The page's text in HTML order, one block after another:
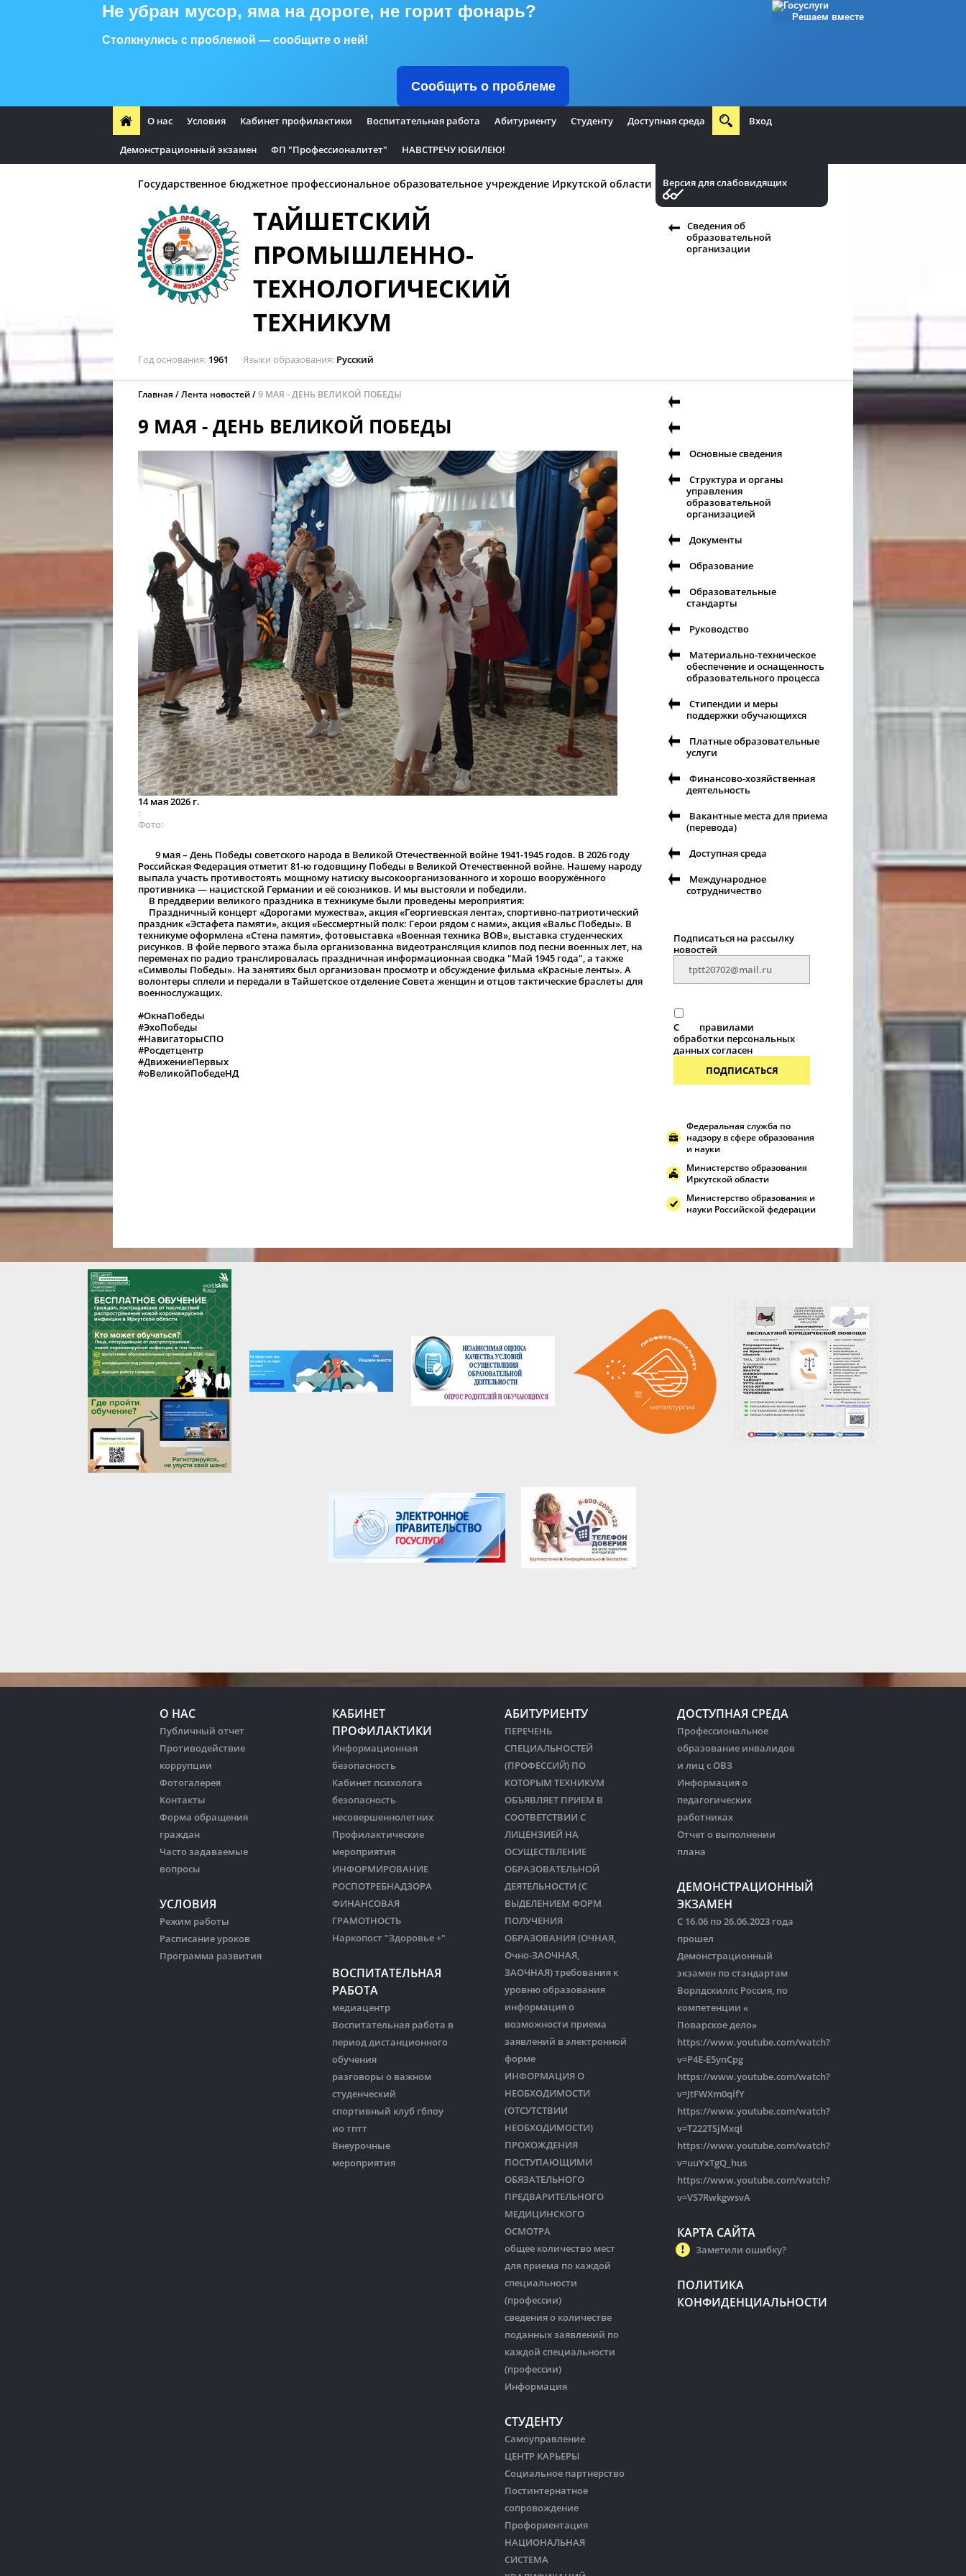
Решаем вместе
Не убран мусор, яма на дороге, не горит фонарь?
Столкнулись с проблемой — сообщите о ней!
Сообщить о проблеме
О нас Условия Кабинет профилактики Воспитательная работа Абитуриенту Студенту Доступная среда
Демонстрационный экзамен ФП "Профессионалитет" НАВСТРЕЧУ ЮБИЛЕЮ!
Вход
Государственное бюджетное профессиональное образовательное учреждение Иркутской области
ТАЙШЕТСКИЙ
ПРОМЫШЛЕННО-
ТЕХНОЛОГИЧЕСКИЙ
ТЕХНИКУМ
Год основания 1961 Языки образования Русский
Версия для слабовидящих
Сведения об
образовательной
организации
Главная Лента новостей 9 МАЯ - ДЕНЬ ВЕЛИКОЙ ПОБЕДЫ
9 МАЯ - ДЕНЬ ВЕЛИКОЙ ПОБЕДЫ
14 мая 2026 г.
Фото
9 мая – День Победы советского народа в Великой Отечественной войне 1941-1945 годов. В 2026 году
Российская Федерация отметит 81-ю годовщину Победы в Великой Отечественной войне. Нашему народу
выпала участь противостоять мощному натиску высокоорганизованного и хорошо вооружённого
противника — нацистской Германии и её союзников. И мы выстояли и победили.
В преддверии великого праздника в техникуме были проведены мероприятия:
Праздничный концерт «Дорогами мужества», акция «Георгиевская лента», спортивно-патриотический
праздник «Эстафета памяти», акция «Бессмертный полк: Герои рядом с нами», акция «Вальс Победы». В
техникуме оформлена «Стена памяти», фотовыставка «Военная техника ВОВ», выставка студенческих
рисунков. В фойе первого этажа была организованна видеотрансляция клипов под песни военных лет, на
переменах по радио транслировалась праздничная информационная сводка "Май 1945 года", а также
«Символы Победы». На занятиях был организован просмотр и обсуждение фильма «Красные ленты». А
волонтеры сплели и передали в Тайшетское отделение Совета женщин и отцов тактические браслеты для
военнослужащих.
#ОкнаПобеды
#ЭхоПобеды
#НавигаторыСПО
#Росдетцентр
#ДвижениеПервых
#оВеликойПобедеНД
Основные сведения
Структура и органы
управления
образовательной
организацией
Документы
Образование
Образовательные
стандарты
Руководство
Материально-техническое
обеспечение и оснащенность
образовательного процесса
Стипендии и меры
поддержки обучающихся
Платные образовательные
услуги
Финансово-хозяйственная
деятельность
Вакантные места для приема
(перевода)
Доступная среда
Международное
сотрудничество
Подписаться на рассылку
новостей
С
правилами
обработки персональных
данных согласен
ПОДПИСАТЬСЯ
Федеральная служба по
надзору в сфере образования
и науки
Министерство образования
Иркутской области
Министерство образования и
науки Российской федерации
О НАС
Публичный отчет
Противодействие
коррупции
Фотогалерея
Контакты
Форма обращения
граждан
Часто задаваемые
вопросы
УСЛОВИЯ
Режим работы
Расписание уроков
Программа развития
КАБИНЕТ
ПРОФИЛАКТИКИ
Информационная
безопасность
Кабинет психолога
безопасность
несовершеннолетних
Профилактические
мероприятия
ИНФОРМИРОВАНИЕ
РОСПОТРЕБНАДЗОРА
ФИНАНСОВАЯ
ГРАМОТНОСТЬ
Наркопост "Здоровье +"
ВОСПИТАТЕЛЬНАЯ
РАБОТА
медиацентр
Воспитательная работа в
период дистанционного
обучения
разговоры о важном
студенческий
спортивный клуб гбпоу
ио тптт
Внеурочные
мероприятия
АБИТУРИЕНТУ
ПЕРЕЧЕНЬ
СПЕЦИАЛЬНОСТЕЙ
(ПРОФЕССИЙ) ПО
КОТОРЫМ ТЕХНИКУМ
ОБЪЯВЛЯЕТ ПРИЕМ В
СООТВЕТСТВИИ С
ЛИЦЕНЗИЕЙ НА
ОСУЩЕСТВЛЕНИЕ
ОБРАЗОВАТЕЛЬНОЙ
ДЕЯТЕЛЬНОСТИ (С
ВЫДЕЛЕНИЕМ ФОРМ
ПОЛУЧЕНИЯ
ОБРАЗОВАНИЯ (ОЧНАЯ,
Очно-ЗАОЧНАЯ,
ЗАОЧНАЯ) требования к
уровню образования
информация о
возможности приема
заявлений в электронной
форме
ИНФОРМАЦИЯ О
НЕОБХОДИМОСТИ
(ОТСУТСТВИИ
НЕОБХОДИМОСТИ)
ПРОХОЖДЕНИЯ
ПОСТУПАЮЩИМИ
ОБЯЗАТЕЛЬНОГО
ПРЕДВАРИТЕЛЬНОГО
МЕДИЦИНСКОГО
ОСМОТРА
общее количество мест
для приема по каждой
специальности
(профессии)
сведения о количестве
поданных заявлений по
каждой специальности
(профессии)
Информация
СТУДЕНТУ
Самоуправление
ЦЕНТР КАРЬЕРЫ
Социальное партнерство
Постинтернатное
сопровождение
Профориентация
НАЦИОНАЛЬНАЯ
СИСТЕМА
ДОСТУПНАЯ СРЕДА
Профессиональное
образование инвалидов
и лиц с ОВЗ
Информация о
педагогических
работниках
Отчет о выполнении
плана
ДЕМОНСТРАЦИОННЫЙ
ЭКЗАМЕН
С 16.06 по 26.06.2023 года
прошел
Демонстрационный
экзамен по стандартам
Ворлдскиллс Россия, по
компетенции «
Поварское дело»
https://www.youtube.com/watch?
v=P4E-E5ynCpg
https://www.youtube.com/watch?
v=JtFWXm0qifY
https://www.youtube.com/watch?
v=T222TSjMxqI
https://www.youtube.com/watch?
v=uuYxTgQ_hus
https://www.youtube.com/watch?
v=VS7RwkgwsvA
КАРТА САЙТА
Заметили ошибку?
ПОЛИТИКА
КОНФИДЕНЦИАЛЬНОСТИ